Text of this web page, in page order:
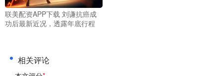
联美配资APP下载 刘谦抗癌成
功后最新近况，透露年底行程
相关评论